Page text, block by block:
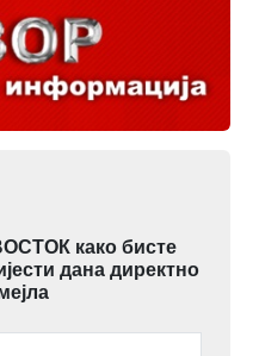
како бисте
дана директно